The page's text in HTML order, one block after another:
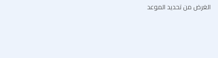
الغرض من تحديد الموعد